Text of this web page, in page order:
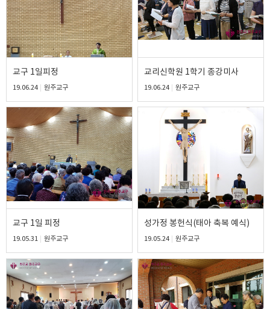
교구 1일피정
19.06.24 원주교구
교리신학원 1학기 종강미사
19.06.24 원주교구
교구 1일 피정
19.05.31 원주교구
성가정 봉헌식(태아 축복 예식)
19.05.24 원주교구